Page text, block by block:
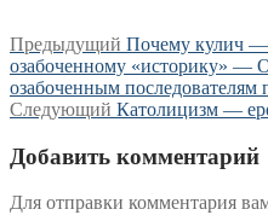
Навигация
по
записям
Предыдущий Предыдущая
запись:
Почему кулич —
озабоченному «историку» —
озабоченным последователям
Следующий Следующая
Католицизм —
Добавить комментарий
Для отправки комментария